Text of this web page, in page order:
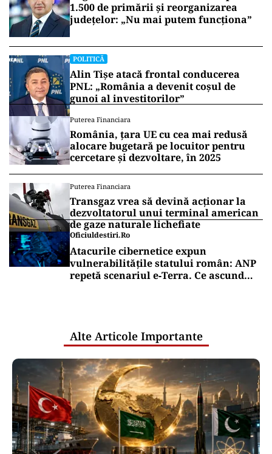
1.500 de primării și reorganizarea
județelor: „Nu mai putem funcționa”
POLITICĂ
Alin Tișe atacă frontal conducerea
PNL: „România a devenit coșul de
gunoi al investitorilor”
Puterea Financiara
România, țara UE cu cea mai redusă
alocare bugetară pe locuitor pentru
cercetare și dezvoltare, în 2025
Puterea Financiara
Transgaz vrea să devină acționar la
dezvoltatorul unui terminal american
de gaze naturale lichefiate
Oficiuldestiri.ro
Atacurile cibernetice expun
vulnerabilitățile statului român: ANP
repetă scenariul e‑Terra. Ce ascund
Alte Articole Importante